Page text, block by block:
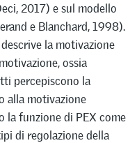
2017) e sul modello
e Blanchard, 1998).
la motivazione
ossia
percepiscono la
alla motivazione
la funzione di PEX come
di regolazione della